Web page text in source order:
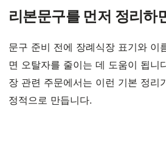
리본문구를 먼저 정리하
문구 준비 전에 장례식장 표기와 이
면 오탈자를 줄이는 데 도움이 됩니
장 관련 주문에서는 이런 기본 정리
정적으로 만듭니다.